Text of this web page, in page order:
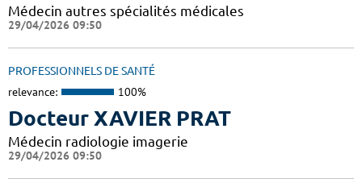
Médecin autres spécialités médicales
29/04/2026 09:50
PROFESSIONNELS DE SANTÉ
relevance: 100%
Docteur XAVIER PRAT
Médecin radiologie imagerie
29/04/2026 09:50